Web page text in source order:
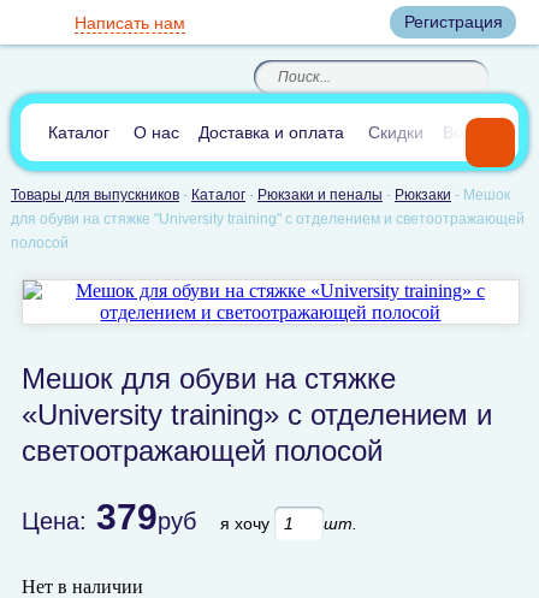
Регистрация
8(812)385-66-65
8(905) 700-70-04
По России звонок
бесплатный
(круглосуточно)
Написать нам
В сравнении:0
Каталог О нас Доставка и оплата Скидки Вопросы и
Товары для выпускников- Каталог- Рюкзаки и пеналы - Рюкзаки - Мешок
для обуви на стяжке "University training" c отделением и светоотражающей
полосой
Мешок для обуви на стяжке
«University training» c отделением и
светоотражающей полосой
Цена: 379руб я хочу шт.
Нет в наличии